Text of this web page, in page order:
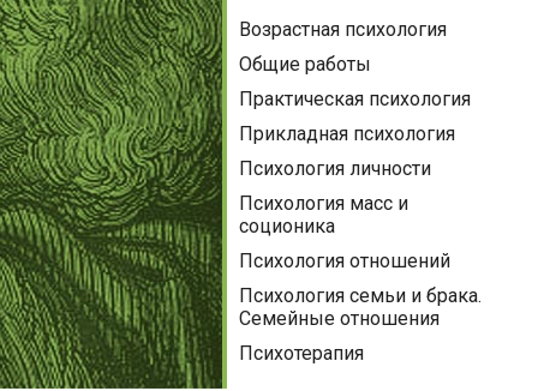
Возрастная психология
Общие работы
Практическая психология
Прикладная психология
Психология личности
Психология масс и
соционика
Психология отношений
Психология семьи и брака.
Семейные отношения
Психотерапия